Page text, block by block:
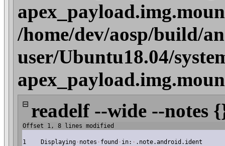
/home/dev/aosp/build/
user/Ubuntu18.04/
⊟ readelf --wide --notes
Offset 1, 8 lines modified
1 Displaying · notes · found · in: · .note.android.ident